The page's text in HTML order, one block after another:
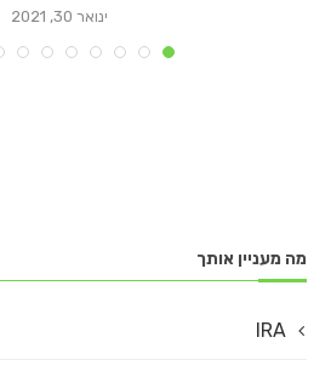
ינואר 30, 2021
מה מעניין אותך
IRA